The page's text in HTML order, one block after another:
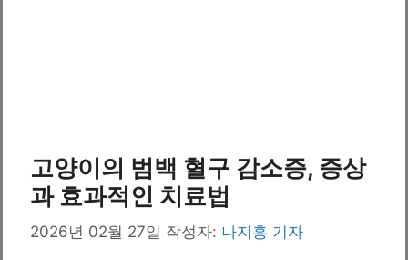
고양이의 범백 혈구 감소증, 증상
과 효과적인 치료법
2026년 02월 27일 작성자: 나지홍 기자